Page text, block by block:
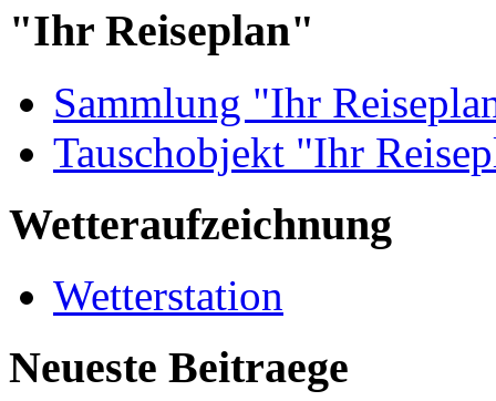
"Ihr Reiseplan"
Sammlung "Ihr
Tauschobjekt "Ihr
Wetteraufzeichnung
Wetterstation
Neueste Beitraege